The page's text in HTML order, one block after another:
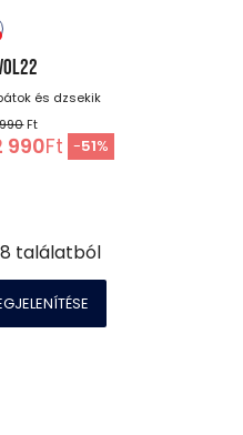
és dzsekik
Ft
990Ft -51%
találatból